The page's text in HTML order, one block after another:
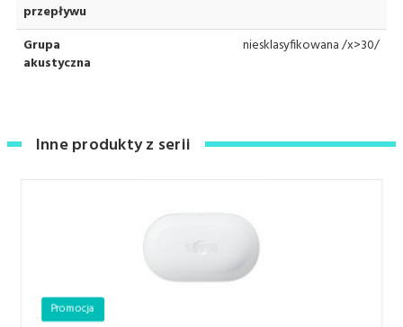
przepływu
Grupa
akustyczna
niesklasyfikowana /x>30/
Inne produkty z serii
Promocja